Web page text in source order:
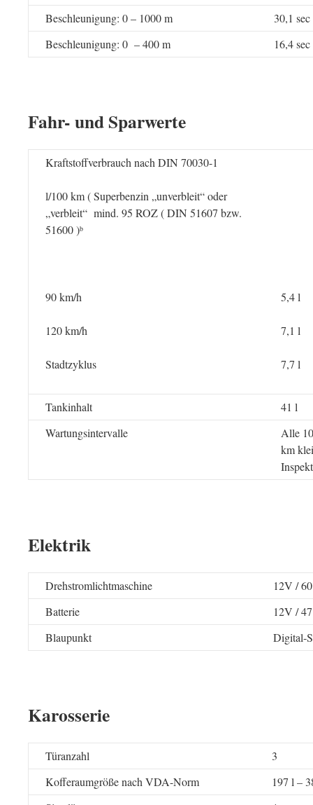
Beschleunigung: 0 – 1000 m
30,1 sec
Beschleunigung: 0 – 400 m
16,4 sec
Fahr- und Sparwerte
Kraftstoffverbrauch nach DIN 70030-1
l/100 km ( Superbenzin „unverbleit“ oder
„verbleit“ mind. 95 ROZ ( DIN 51607 bzw.
51600 )b
90 km/h
120 km/h
Stadtzyklus
5,4 l
7,1 l
7,7 l
Tankinhalt
41 l
Wartungsintervalle
Alle
km
Elektrik
Drehstromlichtmaschine
12V
Batterie
12V /
Blaupunkt
Digital-
Karosserie
Türanzahl
3
Kofferaumgröße nach VDA-Norm
197 l –